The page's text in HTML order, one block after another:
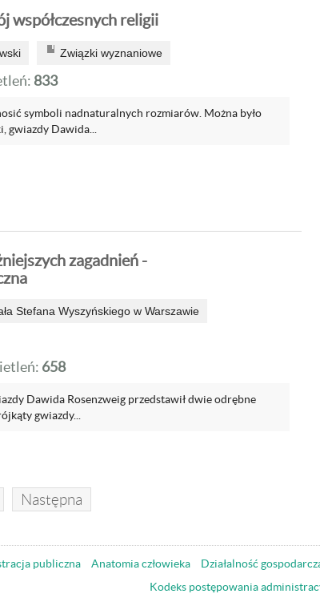
współczesnych religii
Związki wyznaniowe
833
symboli nadnaturalnych rozmiarów. Można było
gwiazdy Dawida...
zagadnień -
Stefana Wyszyńskiego w Warszawie
658
Dawida Rosenzweig przedstawił dwie odrębne
gwiazdy...
Następna
publiczna Anatomia człowieka Działalność
Kodeks postępowania